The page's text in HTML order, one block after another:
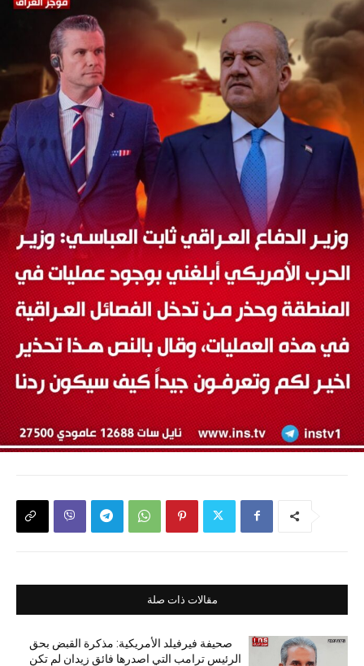
مقالات ذات صلة
صحيفة فيرفيلد الأمريكية: مذكرة القبض بحق
الرئيس ترامب التي اصدرها فائق زيدان لم تكن